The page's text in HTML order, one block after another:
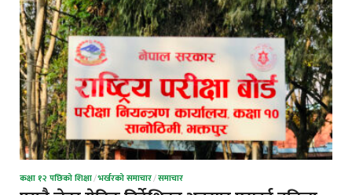
कक्षा १२ पछिको शिक्षा/भर्खरको समाचार/समाचार